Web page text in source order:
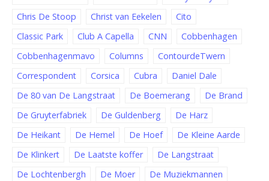
Chris De Stoop
Christ van Eekelen
Cito
Classic Park
Club A Capella CNN
Cobbenhagen
Cobbenhagenmavo
Columns
ContourdeTwern
Correspondent
Corsica Cubra
Daniel Dale
De 80 van De Langstraat
De Boemerang
De Brand
De Gruyterfabriek
De Guldenberg
De Harz
De Heikant
De Hemel De Hoef
De Kleine Aarde
De Klinkert
De Laatste koffer
De Langstraat
De Lochtenbergh
De Moer
De Muziekmannen